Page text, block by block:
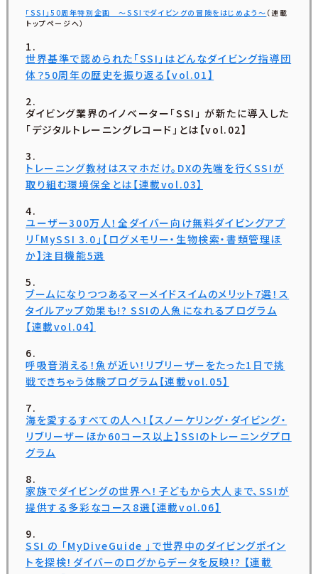
「SSI」50周年特別企画 〜SSIでダイビングの冒険をはじめよう～ （連載
トップページへ）
世界基準で認められた「SSI」はどんなダイビング指導団
体？50周年の歴史を振り返る【vol.01】
ダイビング業界のイノベーター「SSI」 が新たに導入した
「デジタルトレーニングレコード」とは【vol.02】
トレーニング教材はスマホだけ。DXの先端を行くSSIが
取り組む環境保全とは【連載vol.03】
ユーザー300万人！全ダイバー向け無料ダイビングアプ
リ「MySSI 3.0」【ログメモリー・生物検索・書類管理ほ
か】注目機能5選
ブームになりつつあるマーメイドスイムのメリット7選！ス
タイルアップ効果も!? SSIの人魚になれるプログラム
【連載vol.04】
呼吸音消える！魚が近い！リブリーザーをたった1日で挑
戦できちゃう体験プログラム【連載vol.05】
海を愛するすべての人へ！【スノーケリング・ダイビング・
リブリーザーほか60コース以上】SSIのトレーニングプロ
グラム
家族でダイビングの世界へ！子どもから大人まで、SSIが
提供する多彩なコース8選【連載vol.06】
SSI の 「MyDiveGuide 」で世界中のダイビングポイン
トを探検！ダイバーのログからデータを反映!? 【連載